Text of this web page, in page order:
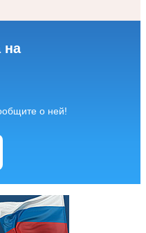
на
о ней!